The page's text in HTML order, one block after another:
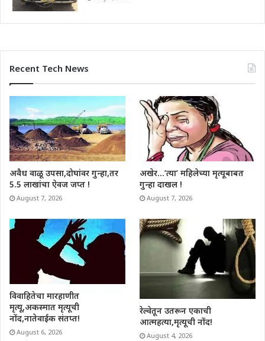
Recent Tech News
अवैध वाळू उपसा,दोघांवर गुन्हा,तर
5.5 लाखांचा ऐवज जप्त !
August 7, 2026
अखेर…’त्या’ महिलेच्या मृत्यूबाबत
गुन्हा दाखल !
August 7, 2026
विवाहितेचा मारहाणीत
मृत्यू,अकस्मात मृत्यूची
नोंद,नातेवाईक संतप्त!
August 6, 2026
रेल्वेतून उतरून एकाची
आत्महत्या,मृत्यूची नोंद!
August 4, 2026